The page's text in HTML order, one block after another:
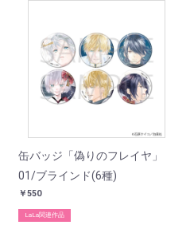
缶バッジ「偽りのフレイヤ」
01/ブラインド(6種)
￥550
LaLa関連作品